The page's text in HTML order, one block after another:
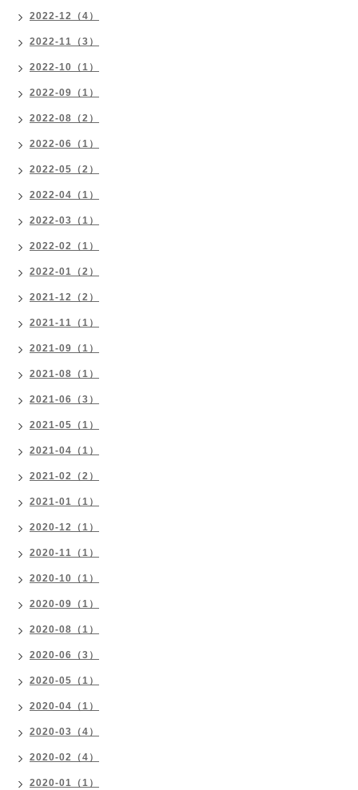
2022-12（4）
2022-11（3）
2022-10（1）
2022-09（1）
2022-08（2）
2022-06（1）
2022-05（2）
2022-04（1）
2022-03（1）
2022-02（1）
2022-01（2）
2021-12（2）
2021-11（1）
2021-09（1）
2021-08（1）
2021-06（3）
2021-05（1）
2021-04（1）
2021-02（2）
2021-01（1）
2020-12（1）
2020-11（1）
2020-10（1）
2020-09（1）
2020-08（1）
2020-06（3）
2020-05（1）
2020-04（1）
2020-03（4）
2020-02（4）
2020-01（1）